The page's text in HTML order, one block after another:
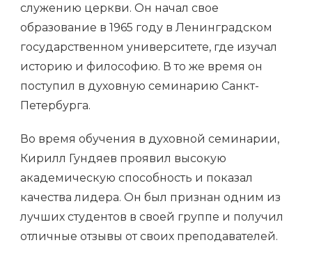
служению церкви. Он начал свое
образование в 1965 году в Ленинградском
государственном университете, где изучал
историю и философию. В то же время он
поступил в духовную семинарию Санкт-
Петербурга.
Во время обучения в духовной семинарии,
Кирилл Гундяев проявил высокую
академическую способность и показал
качества лидера. Он был признан одним из
лучших студентов в своей группе и получил
отличные отзывы от своих преподавателей.